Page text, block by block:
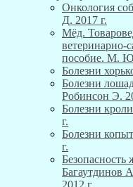
Онкология
Д. 2017 г.
Мёд.
ветеринарно-
пособие. М.
Болезни
Болезни
Робинсон Э.
Болезни
г.
Болезни
г.
Безопасность
2012 г.